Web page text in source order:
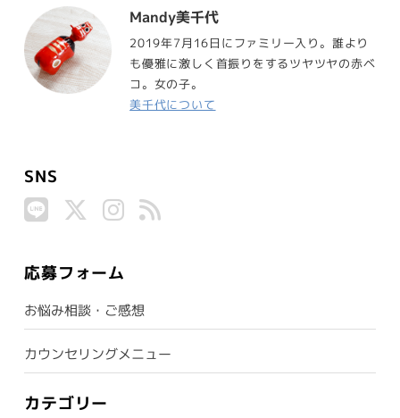
Mandy美千代
2019年7月16日にファミリー入り。誰より
も優雅に激しく首振りをするツヤツヤの赤ベ
コ。女の子。
美千代について
SNS
応募フォーム
お悩み相談・ご感想
カウンセリングメニュー
カテゴリー